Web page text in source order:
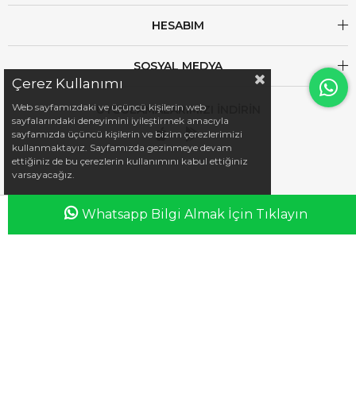
HESABIM
SOSYAL MEDYA
UYGULAMALARIMIZI İNDİRİN
Whatsapp Bilgi Almak İçin Tıklayın
Çerez Kullanımı
Web sayfamızdaki ve üçüncü kişilerin web
sayfalarındaki deneyimini iyileştirmek amacıyla
sayfamızda üçüncü kişilerin ve bizim çerezlerimizi
kullanmaktayız. Sayfamızda gezinmeye devam
ettiğiniz de bu çerezlerin kullanımını kabul ettiğiniz
varsayacağız.
Anasayfa Favorilerim Sepetim Üye Girişi